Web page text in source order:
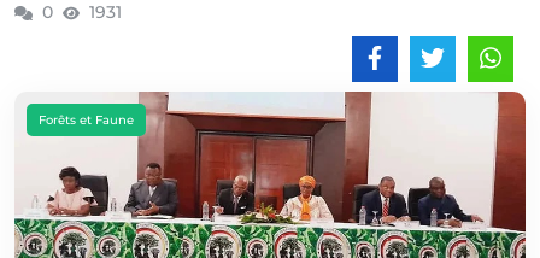
0 1931
Forêts et Faune